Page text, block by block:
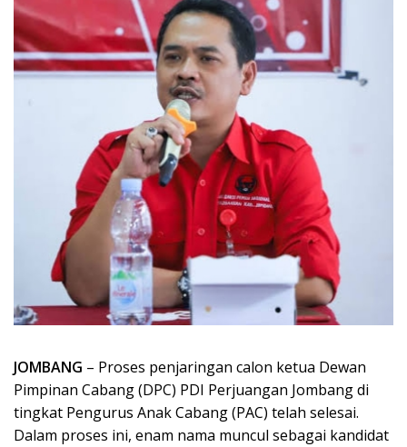
JOMBANG – Proses penjaringan calon ketua Dewan
Pimpinan Cabang (DPC) PDI Perjuangan Jombang di
tingkat Pengurus Anak Cabang (PAC) telah selesai.
Dalam proses ini, enam nama muncul sebagai kandidat